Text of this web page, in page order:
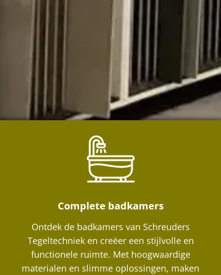
Complete badkamers
Ontdek de badkamers van Schreuders
Tegeltechniek en creëer een stijlvolle en
functionele ruimte. Met hoogwaardige
materialen en slimme oplossingen, maken